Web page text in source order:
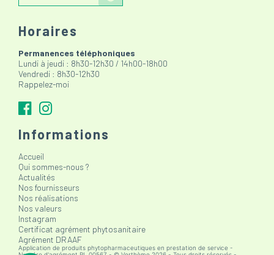
Horaires
Permanences téléphoniques
Lundi à jeudi : 8h30-12h30 / 14h00-18h00
Vendredi : 8h30-12h30
Rappelez-moi
Informations
Accueil
Qui sommes-nous ?
Actualités
Nos fournisseurs
Nos réalisations
Nos valeurs
Instagram
Certificat agrément phytosanitaire
Agrément DRAAF
Application de produits phytopharmaceutiques en prestation de service -